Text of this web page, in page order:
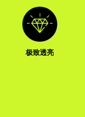
极致透亮